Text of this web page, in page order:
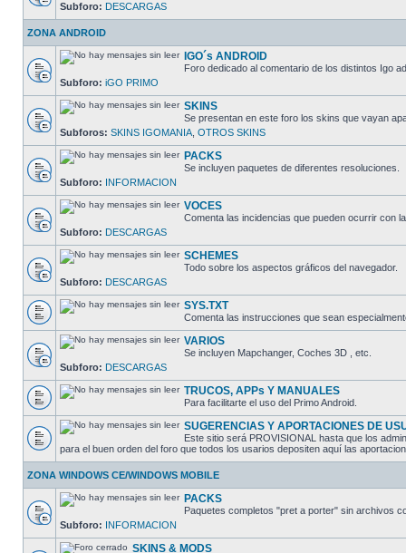
Subforo: DESCARGAS
ZONA ANDROID
IGO´s ANDROID
Foro dedicado al comentario de los distintos Igo
Subforo: iGO PRIMO
SKINS
Se presentan en este foro los skins que vayan
Subforos: SKINS IGOMANIA OTROS SKINS
PACKS
Se incluyen paquetes de diferentes resoluciones.
Subforo: INFORMACION
VOCES
Comenta las incidencias que pueden ocurrir con
Subforo: DESCARGAS
SCHEMES
Todo sobre los aspectos gráficos del navegador.
Subforo: DESCARGAS
SYS.TXT
Comenta las instrucciones que sean
VARIOS
Se incluyen Mapchanger, Coches 3D , etc.
Subforo: DESCARGAS
TRUCOS, APPs Y MANUALES
Para facilitarte el uso del Primo Android.
SUGERENCIAS Y APORTACIONES DE
Este sitio será PROVISIONAL hasta que los
para el buen orden del foro que todos los usarios depositen aquí las
ZONA WINDOWS CE/WINDOWS MOBILE
PACKS
Paquetes completos "pret a porter" sin archivos
Subforo: INFORMACION
SKINS & MODS